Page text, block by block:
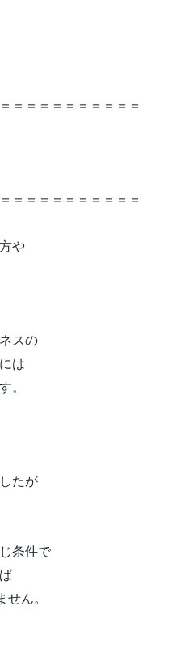
＝＝＝＝＝＝＝＝＝＝
＝＝＝＝＝＝＝＝＝＝
や
スの
は
。
たが
条件で
ん。